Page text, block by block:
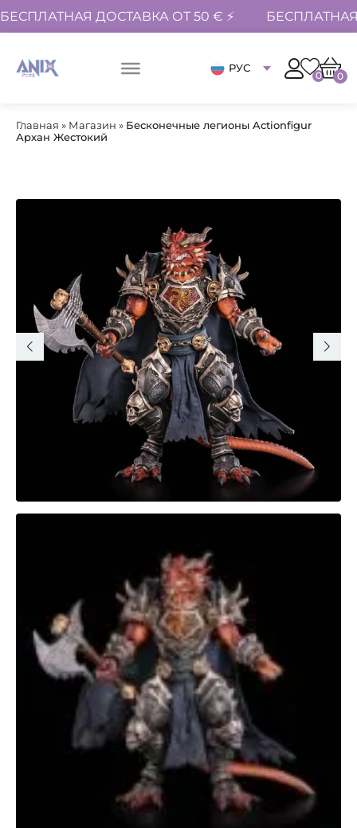
БЕСПЛАТНАЯ ДОСТАВКА ОТ 50 € ⚡
РУС
0 0
Главная » Магазин » Бесконечные легионы Actionfigur
Архан Жестокий